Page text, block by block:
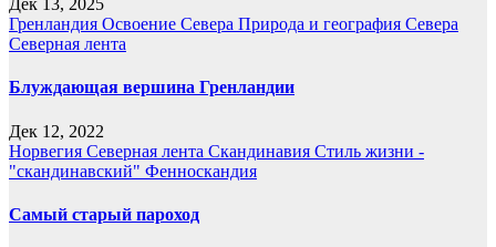
Дек 13, 2025
Гренландия Освоение Севера Природа и география Севера
Северная лента
Блуждающая вершина Гренландии
Дек 12, 2022
Норвегия Северная лента Скандинавия Стиль жизни -
"скандинавский" Фенноскандия
Самый старый пароход